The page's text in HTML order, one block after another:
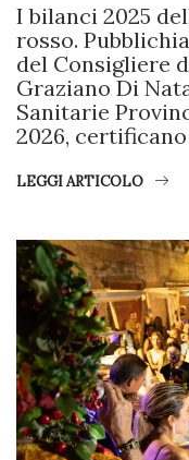
I bilanci 2025
rosso.
del Consigliere
Graziano Di
Sanitarie
2026,
LEGGI ARTICOLO